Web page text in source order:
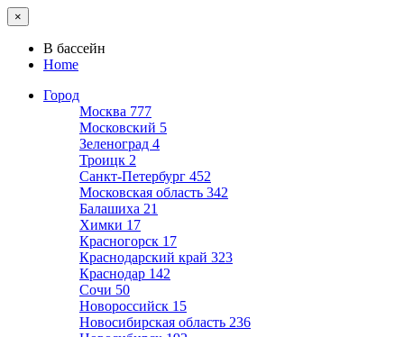
×
В бассейн
Home
Город
Москва 777
Московский 5
Зеленоград 4
Троицк 2
Санкт-Петербург 452
Московская область 342
Балашиха 21
Химки 17
Красногорск 17
Краснодарский край 323
Краснодар 142
Сочи 50
Новороссийск 15
Новосибирская область 236